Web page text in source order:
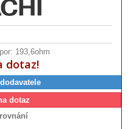
193,6ohm
dotaz!
dotaz